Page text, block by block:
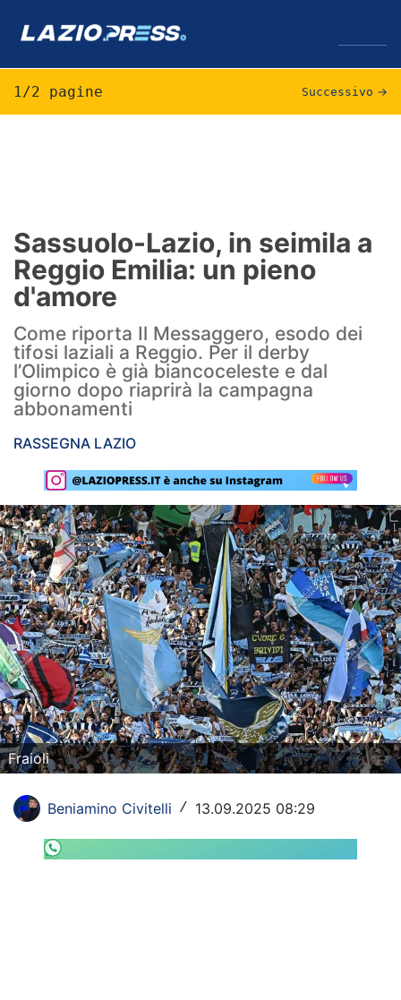
Infortuni
Primavera
Calciomercato
Lazio Women
Social
Calcio
Serie A
Champions League
Europa League
Altri Sport
Formula 1
Tennis
Vela
SHOP LAZIO
Contatti
1/2 pagine Successivo →
Sassuolo-Lazio, in seimila a
Reggio Emilia: un pieno
d'amore
Come riporta Il Messaggero, esodo dei
tifosi laziali a Reggio. Per il derby
l’Olimpico è già biancoceleste e dal
giorno dopo riaprirà la campagna
abbonamenti
RASSEGNA LAZIO
Fraioli
Beniamino Civitelli / 13.09.2025 08:29